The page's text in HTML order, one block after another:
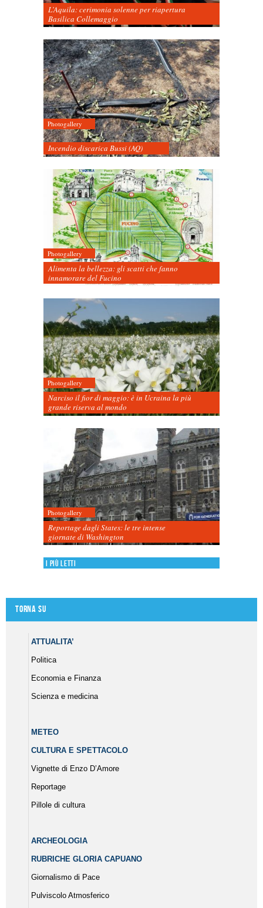
L’Aquila: cerimonia solenne per riapertura
Basilica Collemaggio
Photogallery
Incendio discarica Bussi (AQ)
Photogallery
Alimenta la bellezza: gli scatti che fanno
innamorare del Fucino
Photogallery
Narciso il fior di maggio: è in Ucraina la più
grande riserva al mondo
Photogallery
Reportage dagli States: le tre intense
giornate di Washington
I più letti
Torna su
ATTUALITA’
Politica
Economia e Finanza
Scienza e medicina
METEO
CULTURA E SPETTACOLO
Vignette di Enzo D’Amore
Reportage
Pillole di cultura
ARCHEOLOGIA
RUBRICHE GLORIA CAPUANO
Giornalismo di Pace
Pulviscolo Atmosferico